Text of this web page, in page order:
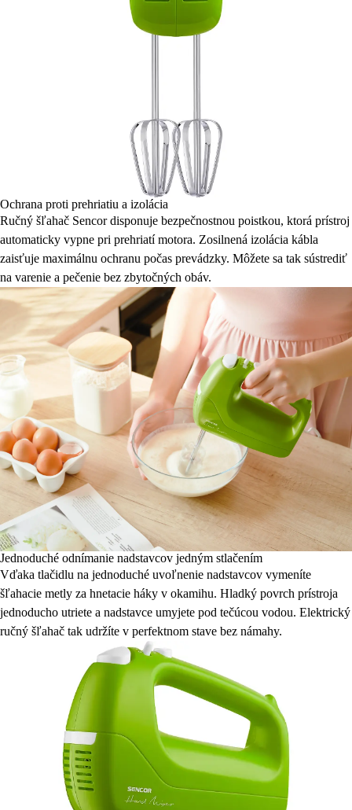
Ochrana proti prehriatiu a izolácia
Ručný šľahač Sencor disponuje bezpečnostnou poistkou, ktorá prístroj
automaticky vypne pri prehriatí motora. Zosilnená izolácia kábla
zaisťuje maximálnu ochranu počas prevádzky. Môžete sa tak sústrediť
na varenie a pečenie bez zbytočných obáv.
Jednoduché odnímanie nadstavcov jedným stlačením
Vďaka tlačidlu na jednoduché uvoľnenie nadstavcov vymeníte
šľahacie metly za hnetacie háky v okamihu. Hladký povrch prístroja
jednoducho utriete a nadstavce umyjete pod tečúcou vodou. Elektrický
ručný šľahač tak udržíte v perfektnom stave bez námahy.